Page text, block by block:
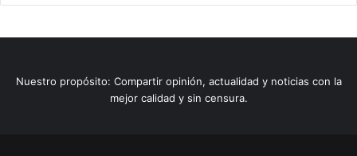
Nuestro propósito: Compartir opinión, actualidad y noticias con la
mejor calidad y sin censura.